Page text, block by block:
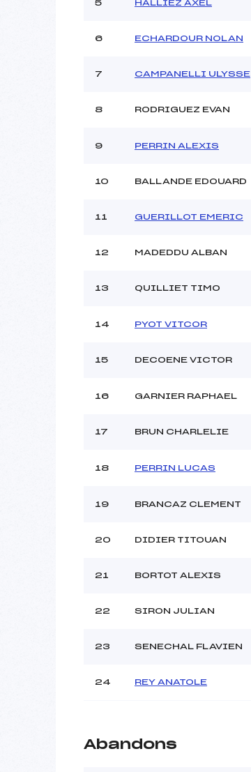
Pénalité appliquée :
5 HALLIEZ AXEL
6 ECHARDOUR NOLAN
7 CAMPANELLI ULYSSE
8 RODRIGUEZ EVAN
9 PERRIN ALEXIS
10 BALLANDE EDOUARD
11 GUERILLOT EMERIC
12 MADEDDU ALBAN
13 QUILLIET TIMO
14 PYOT VITCOR
15 DECOENE VICTOR
16 GARNIER RAPHAEL
17 BRUN CHARLELIE
18 PERRIN LUCAS
19 BRANCAZ CLEMENT
20 DIDIER TITOUAN
21 BORTOT ALEXIS
22 SIRON JULIAN
23 SENECHAL FLAVIEN
24 REY ANATOLE
Abandons